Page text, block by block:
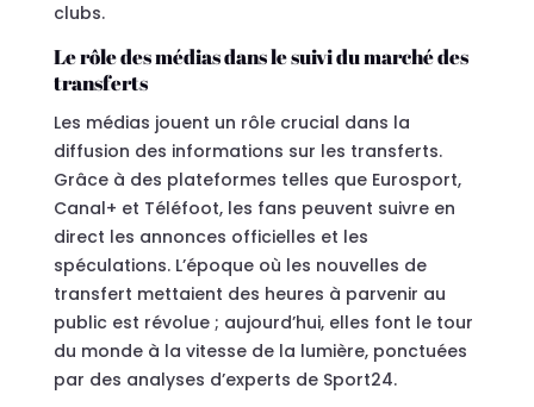
clubs.
Le rôle des médias dans le suivi du marché des
transferts
Les médias jouent un rôle crucial dans la
diffusion des informations sur les transferts.
Grâce à des plateformes telles que Eurosport,
Canal+ et Téléfoot, les fans peuvent suivre en
direct les annonces officielles et les
spéculations. L’époque où les nouvelles de
transfert mettaient des heures à parvenir au
public est révolue ; aujourd’hui, elles font le tour
du monde à la vitesse de la lumière, ponctuées
par des analyses d’experts de Sport24.